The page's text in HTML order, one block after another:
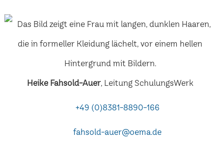
Heike Fahsold-Auer, Leitung SchulungsWerk
+49 (0)8381-8890-166
fahsold-auer@oema.de